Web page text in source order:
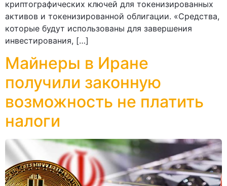
криптографических ключей для токенизированных
активов и токенизированной облигации. «Средства,
которые будут использованы для завершения
инвестирования, […]
Майнеры в Иране
получили законную
возможность не платить
налоги